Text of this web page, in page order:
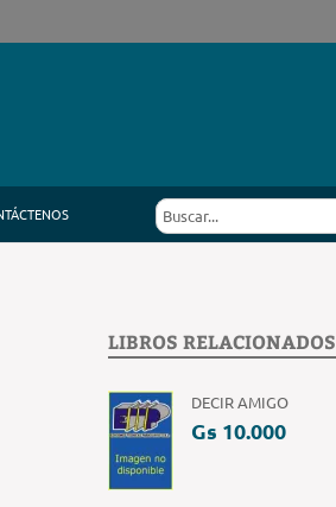
LIBROS RELACIONADOS
DECIR AMIGO
Gs 10.000